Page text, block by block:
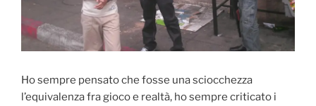
Ho sempre pensato che fosse una sciocchezza
l’equivalenza fra gioco e realtà, ho sempre criticato i